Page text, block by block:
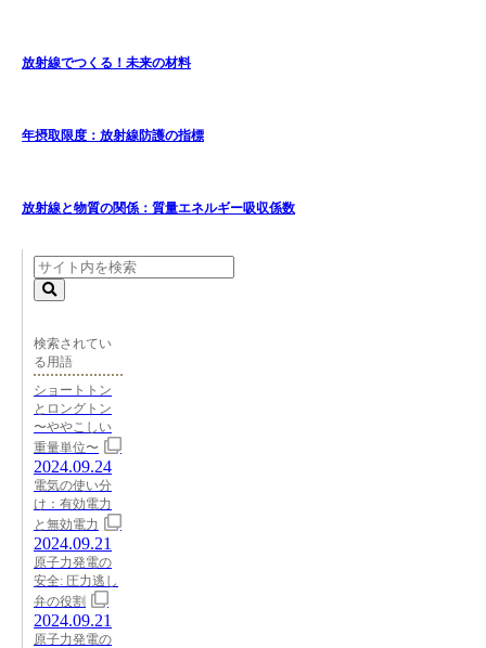
放射線でつくる！未来の材料
年摂取限度：放射線防護の指標
放射線と物質の関係：質量エネルギー吸収係数
検索されてい
る用語
ショートトン
とロングトン
〜ややこしい
重量単位〜
2024.09.24
電気の使い分
け：有効電力
と無効電力
2024.09.21
原子力発電の
安全: 圧力逃し
弁の役割
2024.09.21
原子力発電の